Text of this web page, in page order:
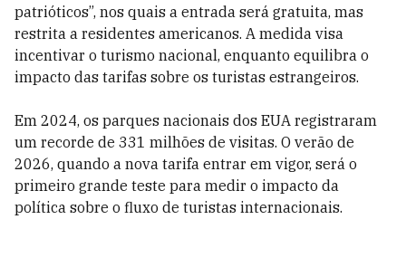
patrióticos”, nos quais a entrada será gratuita, mas
restrita a residentes americanos. A medida visa
incentivar o turismo nacional, enquanto equilibra o
impacto das tarifas sobre os turistas estrangeiros.
Em 2024, os parques nacionais dos EUA registraram
um recorde de 331 milhões de visitas. O verão de
2026, quando a nova tarifa entrar em vigor, será o
primeiro grande teste para medir o impacto da
política sobre o fluxo de turistas internacionais.